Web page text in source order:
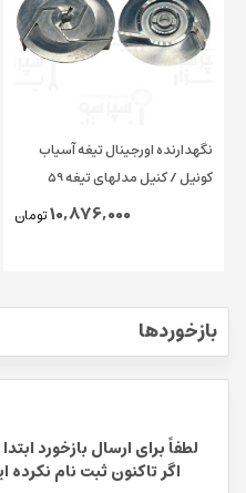
نگهدارنده اورجینال تیغه آسیاب
کونیل / کنیل مدلهای تیغه 59
میلیمتر برازیل/ مارفیل/
10,876,000تومان
بازخوردها
لطفاً برای ارسال بازخورد
اگر تاکنون ثبت نام نکرده